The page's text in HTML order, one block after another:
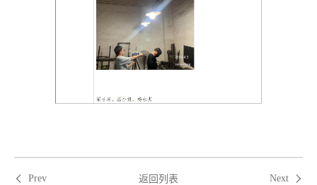
Prev 返回列表 Next